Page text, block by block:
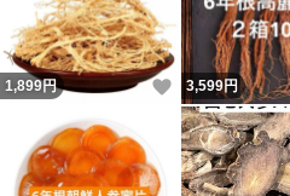
1,899円 いいね！
3,599円